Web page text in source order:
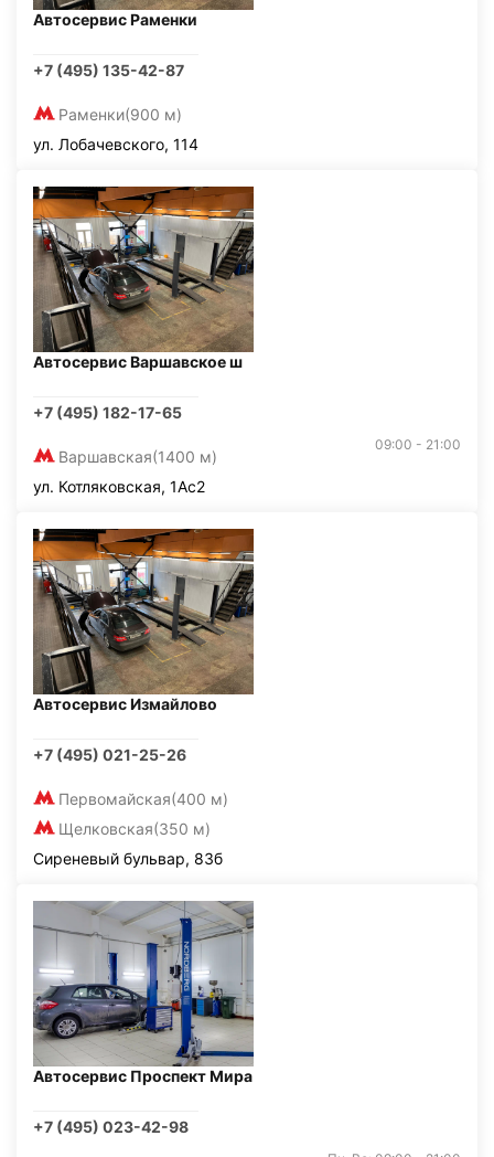
Автосервис Раменки
+7 (495) 135-42-87
Раменки(900 м)
ул. Лобачевского, 114
Автосервис Варшавское ш
+7 (495) 182-17-65
Варшавская(1400 м)
09:00 - 21:00
ул. Котляковская, 1Ас2
Автосервис Измайлово
+7 (495) 021-25-26
Первомайская(400 м)
Щелковская(350 м)
Сиреневый бульвар, 83б
Автосервис Проспект Мира
+7 (495) 023-42-98